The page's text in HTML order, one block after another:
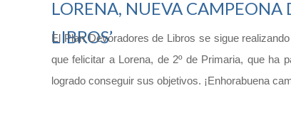
LORENA, NUEVA CAMPEONA
LIBROS’
El Plan Devoradores de Libros se sigue
que felicitar a Lorena, de 2º de Primaria, que ha
logrado conseguir sus objetivos. ¡Enhorabuena